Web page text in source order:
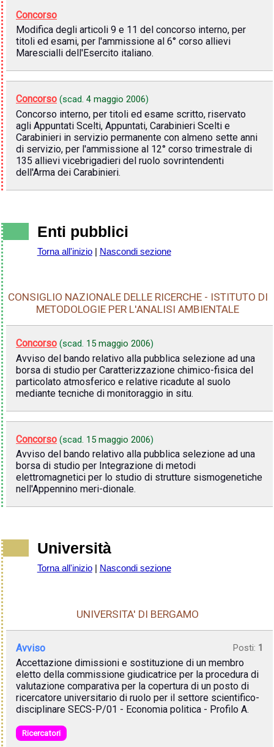
Concorso
Modifica degli articoli 9 e 11 del concorso interno, per
titoli ed esami, per l'ammissione al 6° corso allievi
Marescialli dell'Esercito italiano.
Concorso (scad. 4 maggio 2006)
Concorso interno, per titoli ed esame scritto, riservato
agli Appuntati Scelti, Appuntati, Carabinieri Scelti e
Carabinieri in servizio permanente con almeno sette anni
di servizio, per l'ammissione al 12° corso trimestrale di
135 allievi vicebrigadieri del ruolo sovrintendenti
dell'Arma dei Carabinieri.
Enti pubblici
Torna all'inizio| Nascondi sezione
CONSIGLIO NAZIONALE DELLE RICERCHE - ISTITUTO DI
METODOLOGIE PER L'ANALISI AMBIENTALE
Concorso (scad. 15 maggio 2006)
Avviso del bando relativo alla pubblica selezione ad una
borsa di studio per Caratterizzazione chimico-fisica del
particolato atmosferico e relative ricadute al suolo
mediante tecniche di monitoraggio in situ.
Concorso (scad. 15 maggio 2006)
Avviso del bando relativo alla pubblica selezione ad una
borsa di studio per Integrazione di metodi
elettromagnetici per lo studio di strutture sismogenetiche
nell'Appennino meri-dionale.
Università
Torna all'inizio| Nascondi sezione
UNIVERSITA' DI BERGAMO
Avviso Posti: 1
Accettazione dimissioni e sostituzione di un membro
eletto della commissione giudicatrice per la procedura di
valutazione comparativa per la copertura di un posto di
ricercatore universitario di ruolo per il settore scientifico-
disciplinare SECS-P/01 - Economia politica - Profilo A.
Ricercatori